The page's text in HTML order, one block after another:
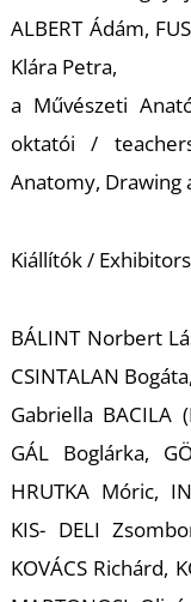
ALBERT Ádám,
Klára Petra,
a Művészeti
oktatói /
Anatomy, Drawing
Kiállítók /
BÁLINT Norbert
CSINTALAN
Gabriella BACILA
GÁL Boglárka,
HRUTKA Móric,
KIS- DELI
KOVÁCS Richárd,